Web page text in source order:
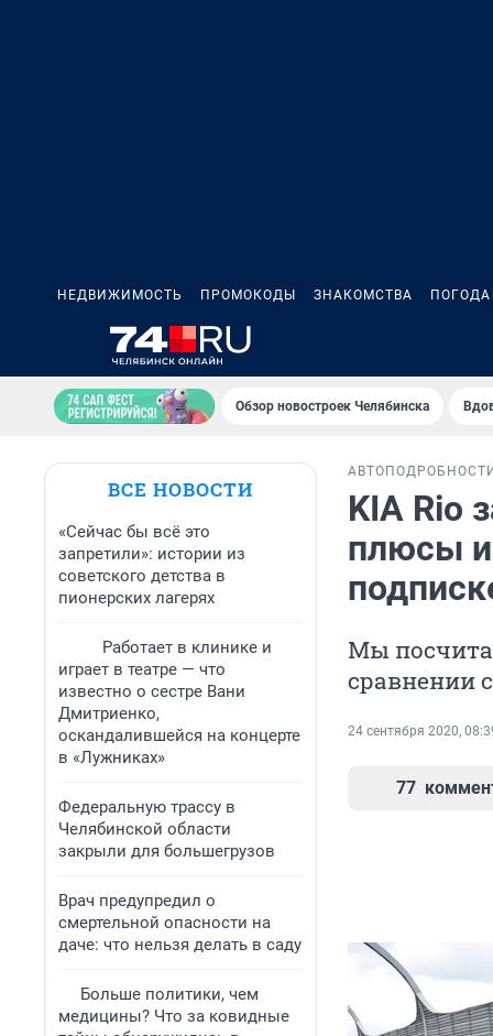
НЕДВИЖИМОСТЬ ПРОМОКОДЫ ЗНАКОМСТВА ПОГОДА
Обзор новостроек Челябинска
ВСЕ НОВОСТИ
«Сейчас бы всё это
запретили»: истории из
советского детства в
пионерских лагерях
Работает в клинике и
играет в театре — что
известно о сестре Вани
Дмитриенко,
оскандалившейся на концерте
в «Лужниках»
Федеральную трассу в
Челябинской области
закрыли для большегрузов
Врач предупредил о
смертельной опасности на
даче: что нельзя делать в саду
Больше политики, чем
медицины? Что за ковидные
АВТО
KIA Rio
плюсы
Мы
сравнении
24 сентября 2020,
77